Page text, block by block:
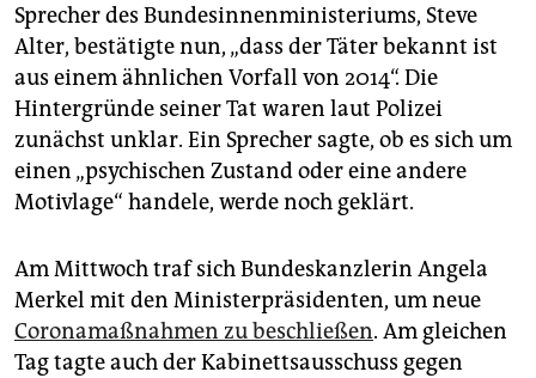
Sprecher des Bundesinnenministeriums, Steve
Alter, bestätigte nun, „dass der Täter bekannt ist
aus einem ähnlichen Vorfall von 2014“. Die
Hintergründe seiner Tat waren laut Polizei
zunächst unklar. Ein Sprecher sagte, ob es sich um
einen „psychischen Zustand oder eine andere
Motivlage“ handele, werde noch geklärt.
Am Mittwoch traf sich Bundeskanzlerin Angela
Merkel mit den Ministerpräsidenten, um neue
Coronamaßnahmen zu beschließen. Am gleichen
Tag tagte auch der Kabinettsausschuss gegen